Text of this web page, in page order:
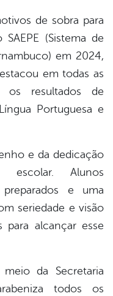
de sobra para
(Sistema de
em 2024,
em todas as
os resultados de
Portuguesa e
e da dedicação
Alunos
preparados e uma
seriedade e visão
para alcançar esse
da Secretaria
todos os